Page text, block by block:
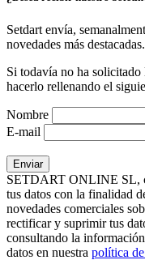
Setdart envía,
novedades más destacadas.
Si todavía no ha
hacerlo rellenando el
Nombre
E-mail
SETDART ONLINE SL,
tus datos con la finalidad
novedades comerciales
rectificar y suprimir tus
consultando la
datos en nuestra política